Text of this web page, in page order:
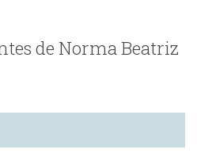
con títulos como
en tu interior y
proponiendo al
de Norma Beatriz